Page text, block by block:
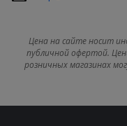
Цена на сайте носит
публичной офертой.
розничных магазинах